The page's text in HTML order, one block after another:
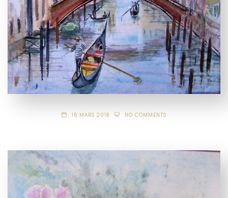
16 MARS 2018 NO COMMENTS